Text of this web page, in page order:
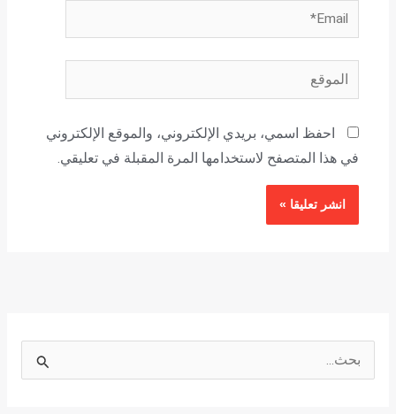
Email*
الموقع
احفظ اسمي، بريدي الإلكتروني، والموقع الإلكتروني
في هذا المتصفح لاستخدامها المرة المقبلة في تعليقي.